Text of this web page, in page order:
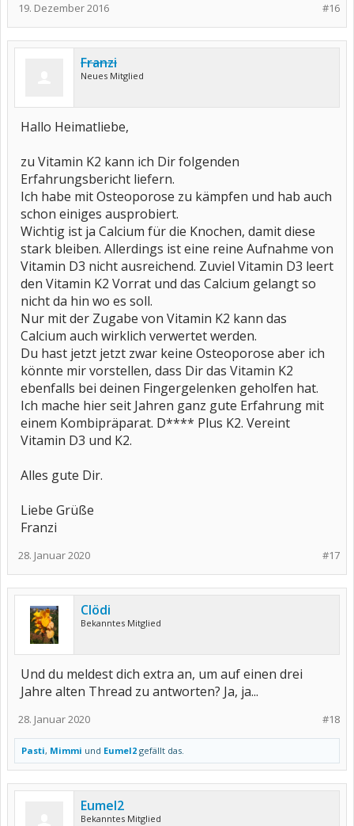
#16
19. Dezember 2016
Franzi
Neues Mitglied
Hallo Heimatliebe,
zu Vitamin K2 kann ich Dir folgenden
Erfahrungsbericht liefern.
Ich habe mit Osteoporose zu kämpfen und hab auch
schon einiges ausprobiert.
Wichtig ist ja Calcium für die Knochen, damit diese
stark bleiben. Allerdings ist eine reine Aufnahme von
Vitamin D3 nicht ausreichend. Zuviel Vitamin D3 leert
den Vitamin K2 Vorrat und das Calcium gelangt so
nicht da hin wo es soll.
Nur mit der Zugabe von Vitamin K2 kann das
Calcium auch wirklich verwertet werden.
Du hast jetzt jetzt zwar keine Osteoporose aber ich
könnte mir vorstellen, dass Dir das Vitamin K2
ebenfalls bei deinen Fingergelenken geholfen hat.
Ich mache hier seit Jahren ganz gute Erfahrung mit
einem Kombipräparat. D**** Plus K2. Vereint
Vitamin D3 und K2.
Alles gute Dir.
Liebe Grüße
Franzi
#17
28. Januar 2020
Clödi
Bekanntes Mitglied
Und du meldest dich extra an, um auf einen drei
Jahre alten Thread zu antworten? Ja, ja...
#18
28. Januar 2020
Pasti, Mimmi und Eumel2 gefällt das.
Eumel2
Bekanntes Mitglied